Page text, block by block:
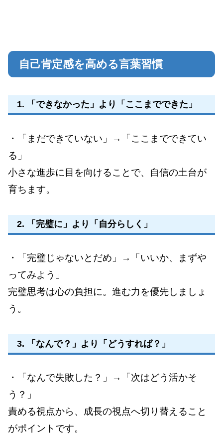
自己肯定感を高める言葉習慣
1. 「できなかった」より「ここまでできた」
・「まだできていない」→「ここまでできてい
る」
小さな進歩に目を向けることで、自信の土台が
育ちます。
2. 「完璧に」より「自分らしく」
・「完璧じゃないとだめ」→「いいか、まずや
ってみよう」
完璧思考は心の負担に。進む力を優先しましょ
う。
3. 「なんで？」より「どうすれば？」
・「なんで失敗した？」→「次はどう活かそ
う？」
責める視点から、成長の視点へ切り替えること
がポイントです。